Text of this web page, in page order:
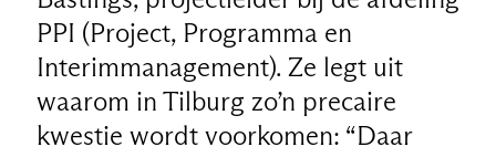
PPI (Project, Programma en
Interimmanagement). Ze legt uit
waarom in Tilburg zo’n precaire
kwestie wordt voorkomen: “Daar